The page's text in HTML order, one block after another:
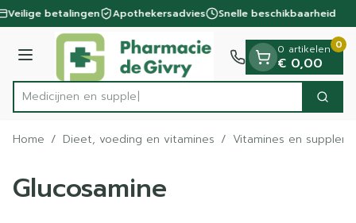
Ga naar de inhoud
1 van 1
Veilige betalingen Apothekersadvies Snelle beschikbaarheid
Menu
Product, merk, categorie...
M Zoek
0 artikelen
€ 0,00
0
Home / Dieet, voeding en vitamines / Vitamines en
Glucosamine